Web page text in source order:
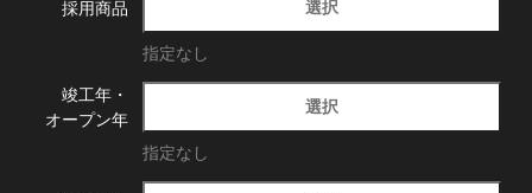
採用商品 選択
指定なし
竣工年・
オープン年
選択
指定なし